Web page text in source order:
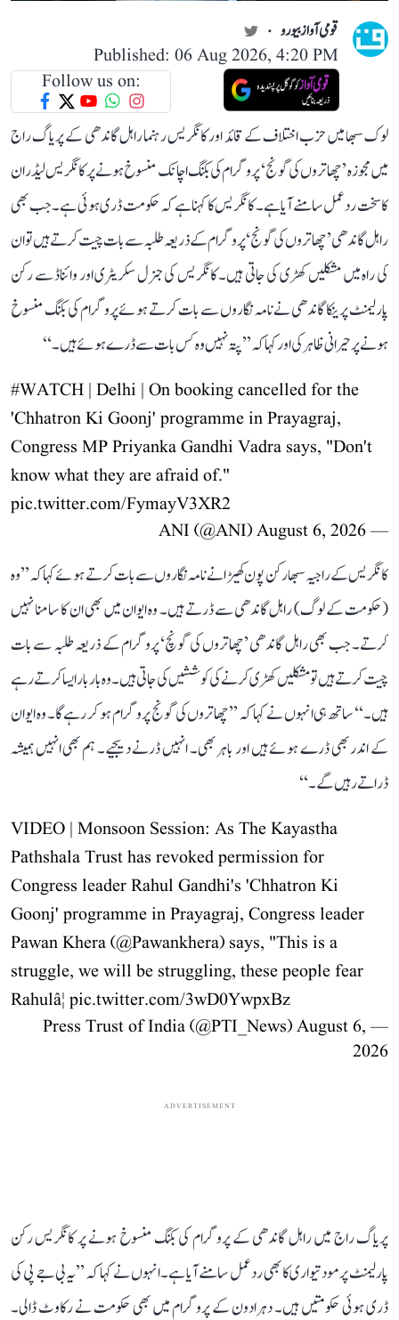
قومی آواز بیورو
Published: 06 Aug 2026, 4:20 PM
Follow us on:
لوک سبھا میں حزب اختلاف کے قائد اور کانگریس رہنما راہل گاندھی کے پریاگ راج
میں مجوزہ ’چھاتروں کی گونج‘ پروگرام کی بکنگ اچانک منسوخ ہونے پر کانگریس لیڈران
کا سخت ردعمل سامنے آیا ہے۔ کانگریس کا کہنا ہے کہ حکومت ڈری ہوئی ہے۔ جب بھی
راہل گاندھی ’چھاتروں کی گونج‘ پروگرام کے ذریعہ طلبہ سے بات چیت کرتے ہیں تو ان
کی راہ میں مشکلیں کھڑی کی جاتی ہیں۔ کانگریس کی جنرل سکریٹری اور وائناڈ سے رکن
پارلیمنٹ پرینکا گاندھی نے نامہ نگاروں سے بات کرتے ہوئے پروگرام کی بکنگ منسوخ
ہونے پر حیرانی ظاہر کی اور کہا کہ ’’پتہ نہیں وہ کس بات سے ڈرے ہوئے ہیں۔‘‘
#WATCH | Delhi | On booking cancelled for the
'Chhatron Ki Goonj' programme in Prayagraj,
Congress MP Priyanka Gandhi Vadra says, "Don't
know what they are afraid of."
pic.twitter.com/FymayV3XR2
— ANI (@ANI)
August 6, 2026
کانگریس کے راجیہ سبھا رکن پون کھیڑا نے نامہ نگاروں سے بات کرتے ہوئے کہا کہ ’’وہ
(حکومت کے لوگ) راہل گاندھی سے ڈرتے ہیں۔ وہ ایوان میں بھی ان کا سامنا نہیں
کرتے۔ جب بھی راہل گاندھی ’چھاتروں کی گونچ‘ پروگرام کے ذریعہ طلبہ سے بات
چیت کرتے ہیں تو مشکلیں کھڑی کرنے کی کوششیں کی جاتی ہیں۔ وہ بار بار ایسا کرتے رہے
ہیں۔‘‘ ساتھ ہی انہوں نے کہا کہ ’’چھاتروں کی گونج پروگرام ہو کر رہے گا۔ وہ ایوان
کے اندر بھی ڈرے ہوئے ہیں اور باہر بھی۔ انہیں ڈرنے دیجیے۔ ہم بھی انہیں ہمیشہ
ڈراتے رہیں گے۔‘‘
VIDEO | Monsoon Session: As The Kayastha
Pathshala Trust has revoked permission for
Congress leader Rahul Gandhi's 'Chhatron Ki
Goonj' programme in Prayagraj, Congress leader
Pawan Khera (@Pawankhera) says, "This is a
struggle, we will be struggling, these people fear
Rahulâ¦ pic.twitter.com/3wD0YwpxBz
— Press Trust of India (@PTI_News)
August 6,
2026
ADVERTISEMENT
پریاگ راج میں راہل گاندھی کے پروگرام کی بکنگ منسوخ ہونے پر کانگریس رکن
پارلیمنٹ پرمود تیواری کا بھی ردعمل سامنے آیا ہے۔ انہوں نے کہا کہ ’’یہ بی جے پی کی
ڈری ہوئی حکومتیں ہیں۔ دہرادون کے پروگرام میں بھی حکومت نے رکاوٹ ڈالی۔